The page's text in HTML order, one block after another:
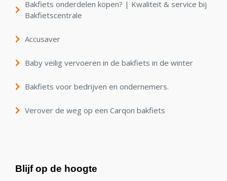
Bakfiets onderdelen kopen? | Kwaliteit & service bij
Bakfietscentrale
Accusaver
Baby veilig vervoeren in de bakfiets in de winter
Bakfiets voor bedrijven en ondernemers.
Verover de weg op een Carqon bakfiets
Blijf op de hoogte